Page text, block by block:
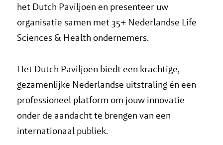
het Dutch Paviljoen en presenteer uw
organisatie samen met 35+ Nederlandse Life
Sciences & Health ondernemers.
Het Dutch Paviljoen biedt een krachtige,
gezamenlijke Nederlandse uitstraling én een
professioneel platform om jouw innovatie
onder de aandacht te brengen van een
internationaal publiek.